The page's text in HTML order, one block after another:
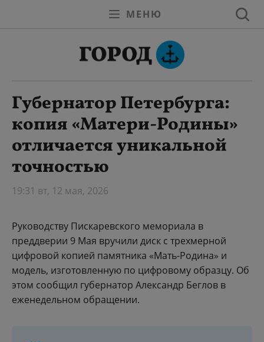
МЕНЮ
Губернатор Петербурга:
копия «Матери-Родины»
отличается уникальной
точностью
19:31 вт, 12 мая, 2026
Руководству Пискаревского мемориала в
преддверии 9 Мая вручили диск с трехмерной
цифровой копией памятника «Мать-Родина» и
модель, изготовленную по цифровому образцу. Об
этом сообщил губернатор Александр Беглов в
еженедельном обращении.